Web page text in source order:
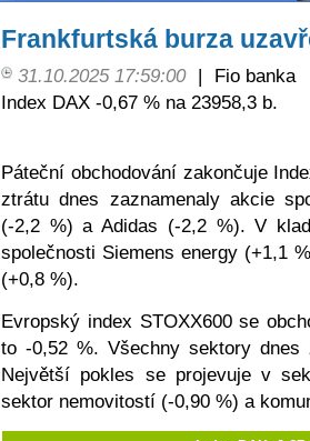
Frankfurtská burza
31.10.2025 17:59:00 |
Fio banka
Index DAX -0,67 % na 23958,3 b.
Páteční obchodování zakončuje
ztrátu dnes zaznamenaly akcie
(-2,2 %) a Adidas (-2,2 %). V
společnosti Siemens energy (+1,1
(+0,8 %).
Evropský index STOXX600 se
to -0,52 %. Všechny sektory dnes
Největší pokles se projevuje v
sektor nemovitostí (-0,90 %) a